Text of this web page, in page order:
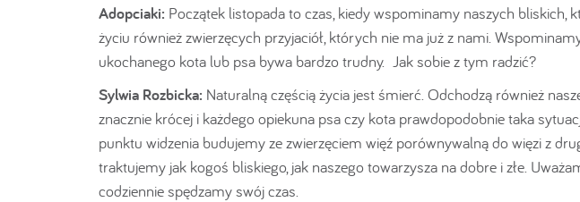
Adopciaki: Początek listopada to czas, kiedy wspominamy naszych bliskich,
życiu również zwierzęcych przyjaciół, których nie ma już z nami.
ukochanego kota lub psa bywa bardzo trudny. Jak sobie z tym radzić?
Sylwia Rozbicka: Naturalną częścią życia jest śmierć. Odchodzą również
znacznie krócej i każdego opiekuna psa czy kota prawdopodobnie taka
punktu widzenia budujemy ze zwierzęciem więź porównywalną do więzi z
traktujemy jak kogoś bliskiego, jak naszego towarzysza na dobre i złe.
codziennie spędzamy swój czas.